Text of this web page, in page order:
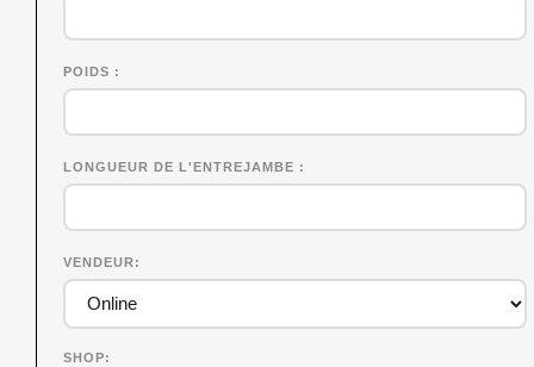
POIDS
LONGUEUR DE L'ENTREJAMBE
VENDEUR
SHOP